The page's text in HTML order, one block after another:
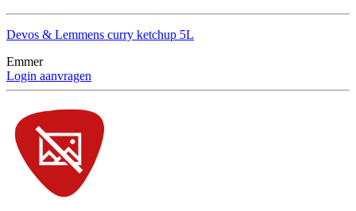
Devos & Lemmens curry ketchup 5L
Emmer
Login aanvragen